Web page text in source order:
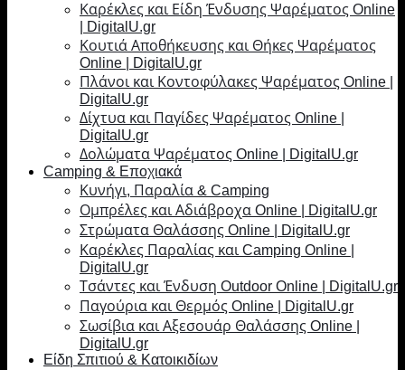
Καρέκλες και Είδη Ένδυσης Ψαρέματος Online
| DigitalU.gr
Κουτιά Αποθήκευσης και Θήκες Ψαρέματος
Online | DigitalU.gr
Πλάνοι και Κοντοφύλακες Ψαρέματος Online |
DigitalU.gr
Δίχτυα και Παγίδες Ψαρέματος Online |
DigitalU.gr
Δολώματα Ψαρέματος Online | DigitalU.gr
Camping & Εποχιακά
Κυνήγι, Παραλία & Camping
Ομπρέλες και Αδιάβροχα Online | DigitalU.gr
Στρώματα Θαλάσσης Online | DigitalU.gr
Καρέκλες Παραλίας και Camping Online |
DigitalU.gr
Τσάντες και Ένδυση Outdoor Online | DigitalU.gr
Παγούρια και Θερμός Online | DigitalU.gr
Σωσίβια και Αξεσουάρ Θαλάσσης Online |
DigitalU.gr
Είδη Σπιτιού & Κατοικιδίων